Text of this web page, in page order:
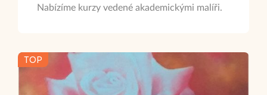
Nabízíme kurzy vedené akademickými malíři.
TOP